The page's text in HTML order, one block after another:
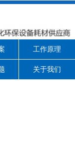
工作原理
关于我们